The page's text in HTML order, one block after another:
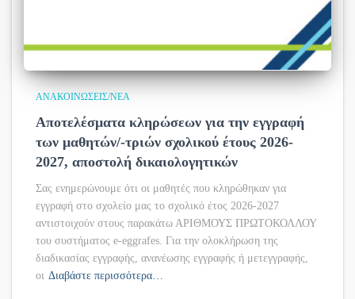
ΑΝΑΚΟΙΝΏΣΕΙΣ/ΝΈΑ
Αποτελέσματα κληρώσεων για την εγγραφή
των μαθητών/-τριών σχολικού έτους 2026-
2027, αποστολή δικαιολογητικών
Σας ενημερώνουμε ότι οι μαθητές που κληρώθηκαν για
εγγραφή στο σχολείο μας το σχολικό έτος 2026-2027
αντιστοιχούν στους παρακάτω ΑΡΙΘΜΟΥΣ ΠΡΩΤΟΚΟΛΛΟΥ
του συστήματος e-eggrafes. Για την ολοκλήρωση της
διαδικασίας εγγραφής, ανανέωσης εγγραφής ή μετεγγραφής,
οι Διαβάστε περισσότερα…